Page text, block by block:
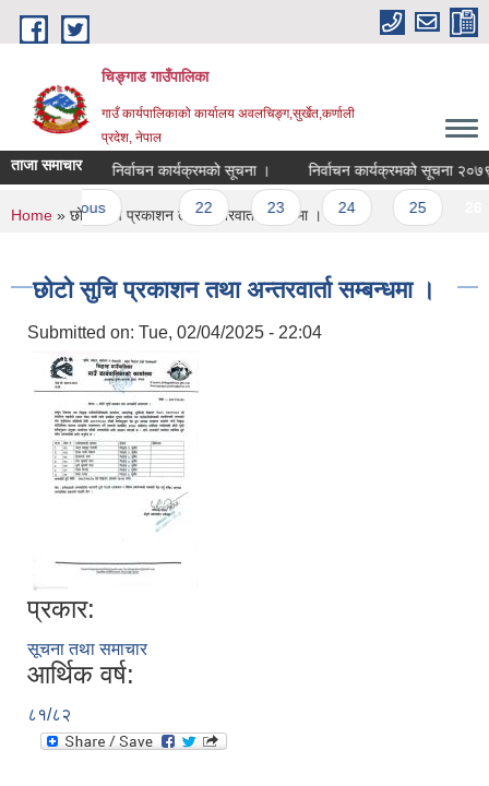
Skip to main content
चिङ्गाड गाउँपालिका
गाउँ कार्यपालिकाको कार्यालय अवलचिङ्ग,सुर्खेत,कर्णाली
प्रदेश, नेपाल
ताजा समाचार
सूचना । निर्वाचन कार्यक्रमको सूचना । निर्वाचन कार्यक्रमको सूचना
‹ previous … 22 23 24
You are here
Home » छोटो सुचि प्रकाशन तथा अन्तरवार्ता सम्बन्धमा ।
छोटो सुचि प्रकाशन तथा अन्तरवार्ता सम्बन्धमा ।
Submitted on: Tue, 02/04/2025 - 22:04
प्रकार:
सूचना तथा समाचार
आर्थिक वर्ष:
८१/८२